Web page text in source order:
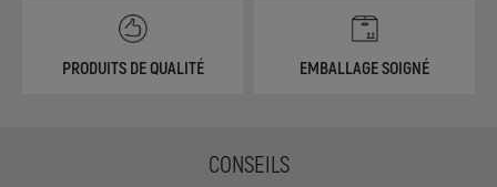
PRODUITS DE QUALITÉ EMBALLAGE SOIGNÉ
CONSEILS